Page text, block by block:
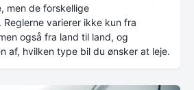
men de forskellige
Reglerne varierer ikke kun fra
også fra land til land, og
af, hvilken type bil du ønsker at leje.